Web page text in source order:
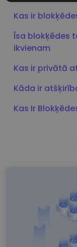
Kas ir
Īsa blokķēdes
ikvienam
Kas ir privātā
Kāda ir
Kas Ir